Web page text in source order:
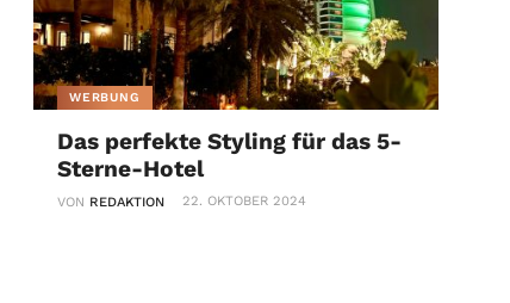
WERBUNG
Das perfekte Styling für das 5-
Sterne-Hotel
VON REDAKTION 22. OKTOBER 2024